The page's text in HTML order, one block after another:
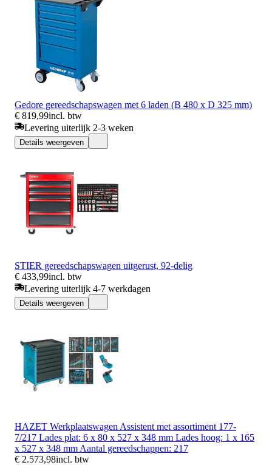
Gedore gereedschapswagen met 6 laden (B 480 x D 325 mm)
€ 819,99incl. btw
Levering uiterlijk 2-3 weken
Details weergeven
STIER gereedschapswagen uitgerust, 92-delig
€ 433,99incl. btw
Levering uiterlijk 4-7 werkdagen
Details weergeven
HAZET Werkplaatswagen Assistent met assortiment 177-
7/217 Lades plat: 6 x 80 x 527 x 348 mm Lades hoog: 1 x 165
x 527 x 348 mm Aantal gereedschappen: 217
€ 2.573,98incl. btw